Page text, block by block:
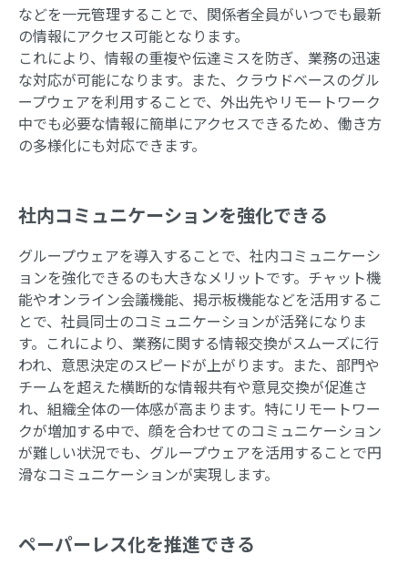
などを一元管理することで、関係者全員がいつでも最新
の情報にアクセス可能となります。
これにより、情報の重複や伝達ミスを防ぎ、業務の迅速
な対応が可能になります。また、クラウドベースのグル
ープウェアを利用することで、外出先やリモートワーク
中でも必要な情報に簡単にアクセスできるため、働き方
の多様化にも対応できます。
社内コミュニケーションを強化できる
グループウェアを導入することで、社内コミュニケーシ
ョンを強化できるのも大きなメリットです。チャット機
能やオンライン会議機能、掲示板機能などを活用するこ
とで、社員同士のコミュニケーションが活発になりま
す。これにより、業務に関する情報交換がスムーズに行
われ、意思決定のスピードが上がります。また、部門や
チームを超えた横断的な情報共有や意見交換が促進さ
れ、組織全体の一体感が高まります。特にリモートワー
クが増加する中で、顔を合わせてのコミュニケーション
が難しい状況でも、グループウェアを活用することで円
滑なコミュニケーションが実現します。
ペーパーレス化を推進できる